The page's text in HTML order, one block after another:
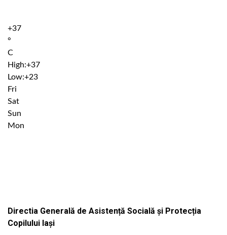
+37
°
C
High:+37
Low:+23
Fri
Sat
Sun
Mon
Directia Generală de Asistență Socială și Protecția
Copilului Iași